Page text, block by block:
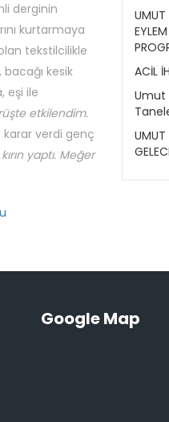
derginin
kurtarmaya
tekstilcilikle
kesik
eşi ile
etkilendim.
karar verdi genç
yaptı. Meğer
UMUT
ACİL
Umut
UMUT
Google Map